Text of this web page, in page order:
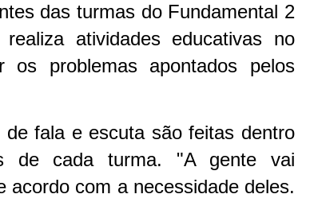
das turmas do Fundamental 2
atividades educativas no
problemas apontados pelos
fala e escuta são feitas dentro
de cada turma. "A gente vai
acordo com a necessidade deles.